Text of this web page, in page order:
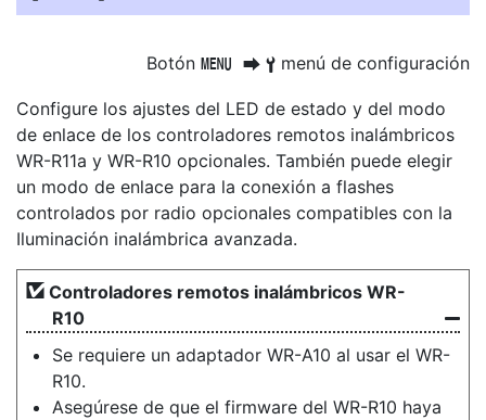
Botón G U B menú de configuración
Configure los ajustes del LED de estado y del modo
de enlace de los controladores remotos inalámbricos
WR-R11a y WR-R10 opcionales. También puede elegir
un modo de enlace para la conexión a flashes
controlados por radio opcionales compatibles con la
Iluminación inalámbrica avanzada.
Controladores remotos inalámbricos WR-
R10
Se requiere un adaptador WR-A10 al usar el WR-
R10.
Asegúrese de que el firmware del WR-R10 haya